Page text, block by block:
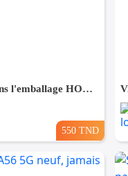
Vente smartphone dans l'emballage HONOR X7d 5G
550 TND